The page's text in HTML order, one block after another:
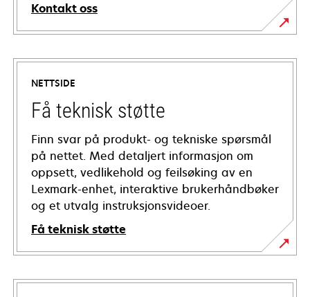
Kontakt oss
NETTSIDE
Få teknisk støtte
Finn svar på produkt- og tekniske spørsmål
på nettet. Med detaljert informasjon om
oppsett, vedlikehold og feilsøking av en
Lexmark-enhet, interaktive brukerhåndbøker
og et utvalg instruksjonsvideoer.
Få teknisk støtte
opens
in